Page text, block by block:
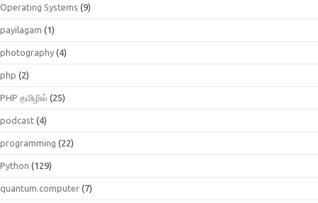
Operating Systems (9)
payilagam (1)
photography (4)
php (2)
PHP தமிழில் (25)
podcast (4)
programming (22)
Python (129)
quantum.computer (7)